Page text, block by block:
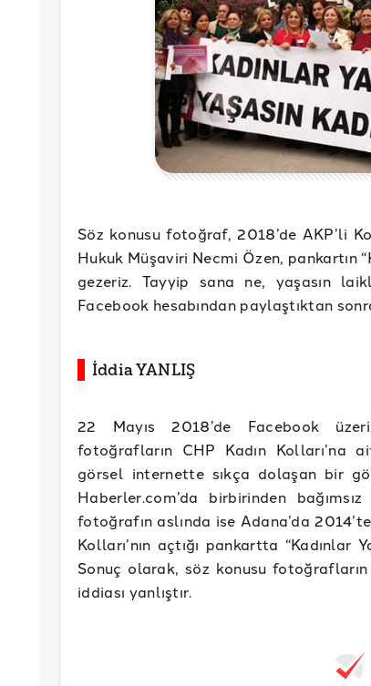
Söz konusu fotoğraf, 2018’de AKP’li
Hukuk Müşaviri Necmi Özen, pankartın
gezeriz. Tayyip sana ne, yaşasın
Facebook hesabından paylaştıktan
İddia YANLIŞ
22 Mayıs 2018’de Facebook
fotoğrafların CHP Kadın
görsel internette sıkça dolaşan bir
Haberler.com’da birbirinden
fotoğrafın aslında ise Adana’da
Kolları’nın açtığı pankartta “Kadınlar
Sonuç olarak, söz konusu
iddiası yanlıştır.